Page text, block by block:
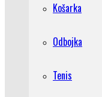
Košarka
Odbojka
Tenis